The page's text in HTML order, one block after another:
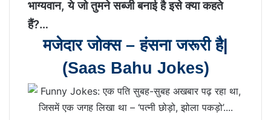
भाग्‍यवान, ये जो तुमने सब्‍जी बनाई है इसे क्‍या कहते
हैं?…
मजेदार जोक्स – हंसना जरूरी है|
(Saas Bahu Jokes)